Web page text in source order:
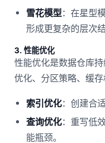
雪花模型：在星型
形成更复杂的层次结
3. 性能优化
性能优化是数据仓库
优化、分区策略、缓存
索引优化：创建合
查询优化：重写低
能瓶颈。